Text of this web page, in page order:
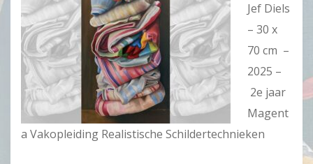
Jef Diels
– 30 x
70 cm –
2025 –
2e jaar
Magent
a Vakopleiding Realistische Schildertechnieken